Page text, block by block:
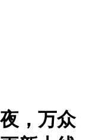
，万众